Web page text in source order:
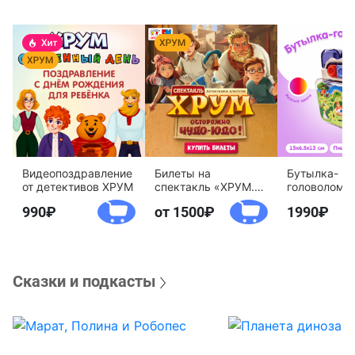
Видеопоздравление
от детективов ХРУМ
990
Билеты на
спектакль «ХРУМ.
Осторожно, Чудо-
Юдо!»
от 1500
Бутылка-
агентство
1990
Сказки и подкасты